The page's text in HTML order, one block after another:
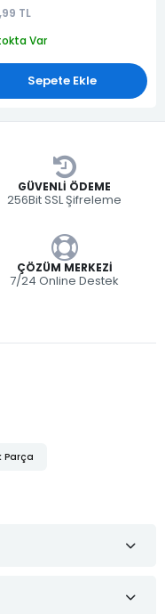
TL
Var
Sepete Ekle
GÜVENLI ÖDEME
256Bit SSL Şifreleme
ÇÖZÜM MERKEZI
7/24 Online Destek
Parça